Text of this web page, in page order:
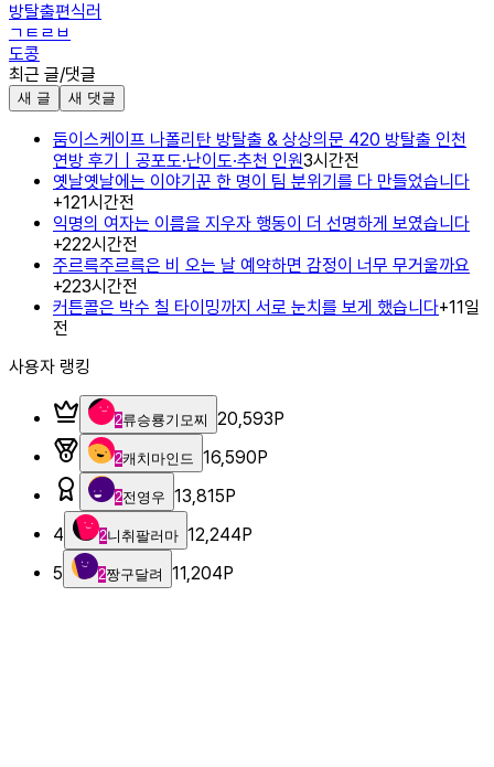
방탈출편식러
ㄱㅌㄹㅂ
도콩
최근 글/댓글
새 글 새 댓글
둠이스케이프 나폴리탄 방탈출 & 상상의문 420 방탈출 인천
연방 후기｜공포도·난이도·추천 인원3시간전
옛날옛날에는 이야기꾼 한 명이 팀 분위기를 다 만들었습니다
+121시간전
익명의 여자는 이름을 지우자 행동이 더 선명하게 보였습니다
+222시간전
주르륵주르륵은 비 오는 날 예약하면 감정이 너무 무거울까요
+223시간전
커튼콜은 박수 칠 타이밍까지 서로 눈치를 보게 했습니다+11일
전
사용자 랭킹
2류승룡기모찌 20,593P
2캐치마인드 16,590P
2전영우 13,815P
4
2니취팔러마 12,244P
5
2짱구달려 11,204P